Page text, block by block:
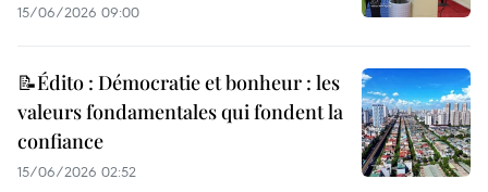
15/06/2026 09:00
📝Édito : Démocratie et bonheur : les
valeurs fondamentales qui fondent la
confiance
15/06/2026 02:52